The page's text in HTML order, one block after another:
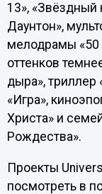
13», «Звёздный
Даунтон»,
мелодрамы «50
оттенков
дыра», триллер
«Игра»,
Христа» и
Рождества».
Проекты
посмотреть в